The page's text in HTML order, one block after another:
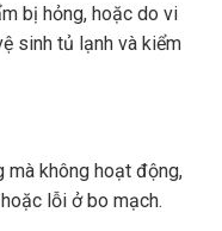
bị hỏng, hoặc do vi
sinh tủ lạnh và kiểm
mà không hoạt động,
lỗi ở bo mạch.